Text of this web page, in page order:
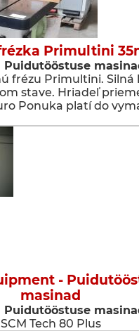
Primultini
Puidutööstuse
frézu Primultini. Silná
stave. Hriadeľ
Ponuka platí do
-
masinad
Puidutööstuse
SCM Tech 80 Plus